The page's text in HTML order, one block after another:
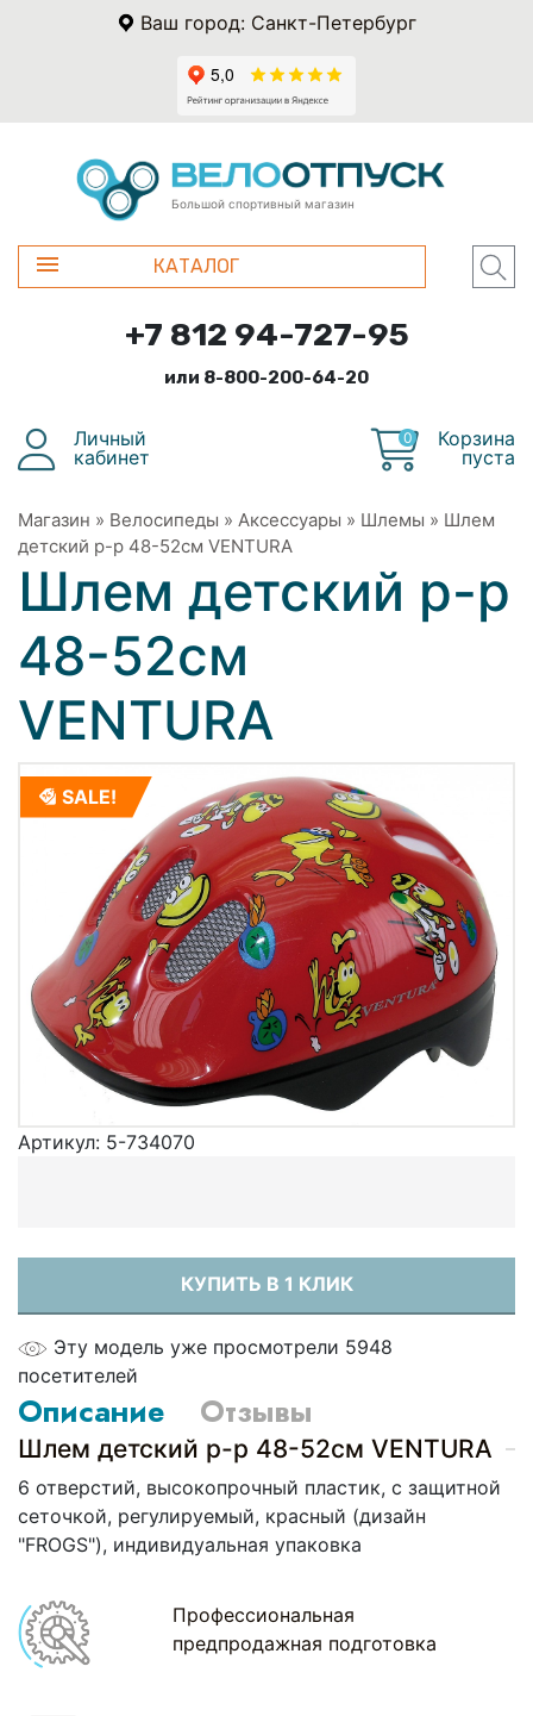
Ваш город: Санкт-Петербург
Большой спортивный магазин
КАТАЛОГ
+7 812 94-727-95
или 8-800-200-64-20
Личный
кабинет
0
Корзина
пуста
Магазин » Велосипеды » Аксессуары » Шлемы » Шлем
детский р-р 48-52см VENTURA
Шлем детский р-р
48-52см
VENTURA
SALE!
Артикул: 5-734070
КУПИТЬ В 1 КЛИК
Эту модель уже просмотрели 5948
посетителей
Описание Отзывы
Шлем детский р-р 48-52см VENTURA
6 отверстий, высокопрочный пластик, с защитной
сеточкой, регулируемый, красный (дизайн
"FROGS"), индивидуальная упаковка
Профессиональная
предпродажная подготовка